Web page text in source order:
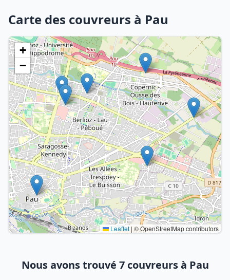
Carte des couvreurs à Pau
+
−
Leaflet |© OpenStreetMap contributors
Nous avons trouvé 7 couvreurs à Pau